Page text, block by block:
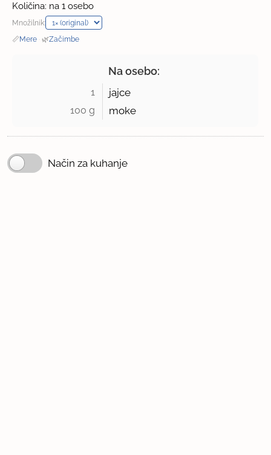
Količina: na 1 osebo
Množilnik:
📏Mere · 🌿Začimbe
Na osebo:
1 jajce
100 g moke
Način za kuhanje